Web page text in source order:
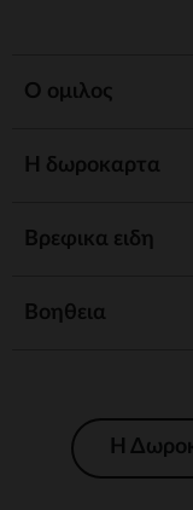
Ο ομιλος
Η δωροκαρτα
Βρεφικα ειδη
Βοηθεια
Η